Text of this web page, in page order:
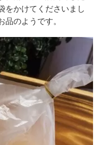
をかけてくださいまし
品のようです。